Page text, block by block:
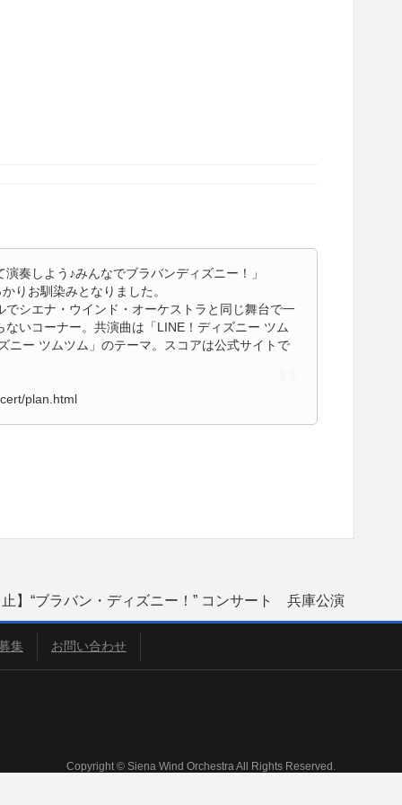
奏しよう♪みんなでブラバンディズニー！」
りお馴染みとなりました。
シエナ・ウインド・オーケストラと同じ舞台で一
いコーナー。共演曲は「LINE！ディズニー ツム
ニー ツムツム」のテーマ。スコアは公式サイトで
plan.html
止】“ブラバン・ディズニー！” コンサート 兵庫公演
集 お問い合わせ
Copyright © Siena Wind Orchestra All Rights Reserved.